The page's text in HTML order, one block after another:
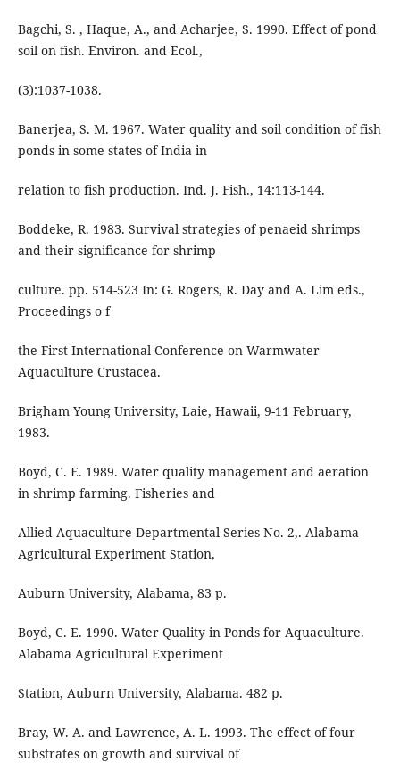
Bagchi, S. , Haque, A., and Acharjee, S. 1990. Effect of pond
soil on fish. Environ. and Ecol.,
(3):1037-1038.
Banerjea, S. M. 1967. Water quality and soil condition of fish
ponds in some states of India in
relation to fish production. Ind. J. Fish., 14:113-144.
Boddeke, R. 1983. Survival strategies of penaeid shrimps
and their significance for shrimp
culture. pp. 514-523 In: G. Rogers, R. Day and A. Lim eds.,
Proceedings o f
the First International Conference on Warmwater
Aquaculture Crustacea.
Brigham Young University, Laie, Hawaii, 9-11 February,
1983.
Boyd, C. E. 1989. Water quality management and aeration
in shrimp farming. Fisheries and
Allied Aquaculture Departmental Series No. 2,. Alabama
Agricultural Experiment Station,
Auburn University, Alabama, 83 p.
Boyd, C. E. 1990. Water Quality in Ponds for Aquaculture.
Alabama Agricultural Experiment
Station, Auburn University, Alabama. 482 p.
Bray, W. A. and Lawrence, A. L. 1993. The effect of four
substrates on growth and survival of